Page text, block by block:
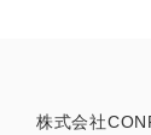
株式会社